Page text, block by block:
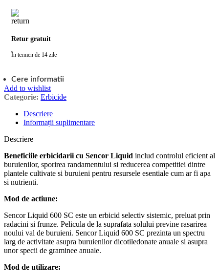
Retur gratuit
În termen de 14 zile
Cere informatii
Add to wishlist
Categorie: Erbicide
Descriere
Informații suplimentare
Descriere
Beneficiile erbicidarii cu Sencor Liquid includ controlul eficient al
buruienilor, sporirea randamentului si reducerea competitiei dintre
plantele cultivate si buruieni pentru resursele esentiale cum ar fi apa
si nutrienti.
Mod de actiune:
Sencor Liquid 600 SC este un erbicid selectiv siste­mic, preluat prin
radacini si frunze. Pelicula de la suprafata solului previne rasarirea
noului val de buruieni. Sencor Liquid 600 SC prezinta un spectru
larg de activitate asupra buruienilor dicotiledonate anuale si asupra
unor specii de graminee anuale.
Mod de utilizare: